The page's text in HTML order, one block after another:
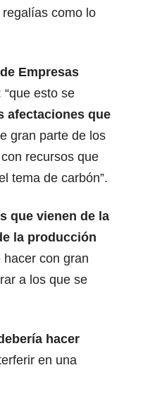
como lo
Empresas
esto se
afectaciones que
gran parte de los
recursos que
tema de carbón”.
que vienen de la
la producción
con gran
a los que se
hacer
en una